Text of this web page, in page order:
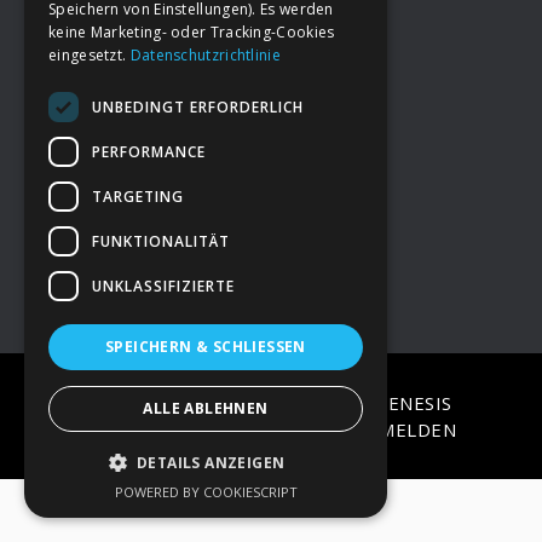
FooterDeine Spende
→ Impressum
→Kontakt zum PAO Team
COPYRIGHT © 2026 · ON
GENESIS
FRAMEWORK·WORDPRESS·ANMELDEN
Speichern von Einstellungen). Es werden
keine Marketing- oder Tracking-Cookies
eingesetzt. Datenschutzrichtlinie
UNBEDINGT ERFORDERLICH
PERFORMANCE
TARGETING
FUNKTIONALITÄT
UNKLASSIFIZIERTE
SPEICHERN & SCHLIESSEN
ALLE ABLEHNEN
DETAILS ANZEIGEN
POWERED BY COOKIESCRIPT